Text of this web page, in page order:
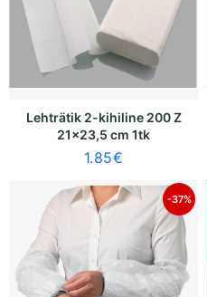
Lehträtik 2-kihiline 200 Z
21x23,5 cm 1tk
1.85€
-37%